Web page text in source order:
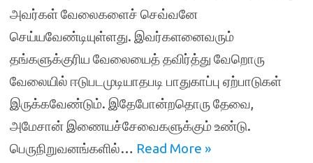
அவர்கள் வேலைகளைச் செவ்வனே
செய்யவேண்டியுள்ளது. இவர்களனைவரும்
தங்களுக்குரிய வேலையைத் தவிர்த்து வேறொரு
வேலையில் ஈடுபடமுடியாதபடி பாதுகாப்பு ஏற்பாடுகள்
இருக்கவேண்டும். இதேபோன்றதொரு தேவை,
அமேசான் இணையச்சேவைகளுக்கும் உண்டு.
பெருநிறுவனங்களில்… Read More »